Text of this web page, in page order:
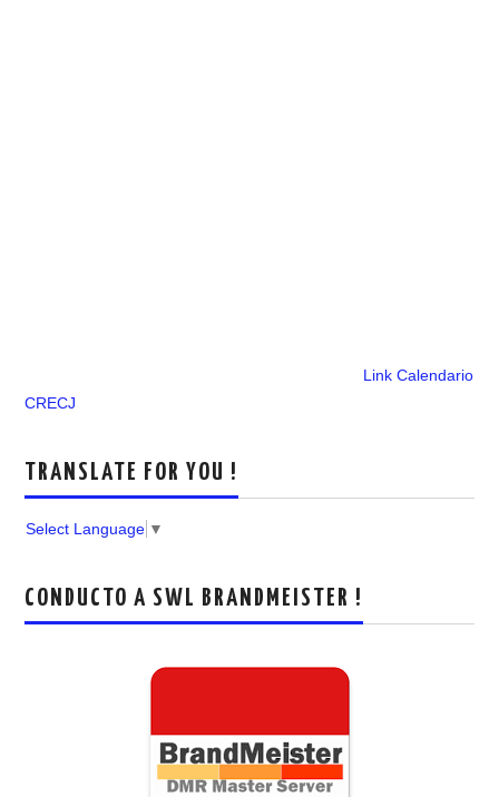
Link Calendario
CRECJ
TRANSLATE FOR YOU !
Select Language ▼
CONDUCTO A SWL BRANDMEISTER !